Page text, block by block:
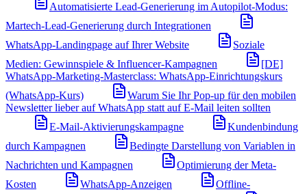
Automatisierte Lead-Generierung im Autopilot-Modus:
Martech-Lead-Generierung durch Integrationen
WhatsApp-Landingpage auf Ihrer Website
Soziale
Medien: Gewinnspiele & Influencer-Kampagnen
[DE]
WhatsApp-Marketing-Masterclass: WhatsApp-Einrichtungskurs
(WhatsApp-Kurs)
Warum Sie Ihr Pop-up für den mobilen
Newsletter lieber auf WhatsApp statt auf E-Mail leiten sollten
E-Mail-Aktivierungskampagne
Kundenbindung
durch Kampagnen
Bedingte Darstellung von Variablen in
Nachrichten und Kampagnen
Optimierung der Meta-
Kosten
WhatsApp-Anzeigen
Offline-